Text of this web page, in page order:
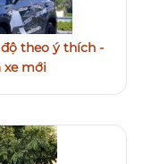
theo ý thích -
xe mới